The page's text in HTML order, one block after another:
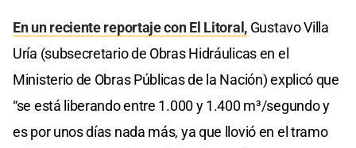
En un reciente reportaje con El Litoral, Gustavo Villa
Uría (subsecretario de Obras Hidráulicas en el
Ministerio de Obras Públicas de la Nación) explicó que
“se está liberando entre 1.000 y 1.400 m³/segundo y
es por unos días nada más, ya que llovió en el tramo